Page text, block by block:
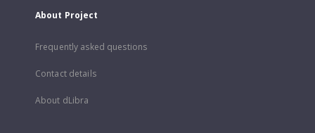
About Project
Frequently asked questions
Contact details
About dLibra